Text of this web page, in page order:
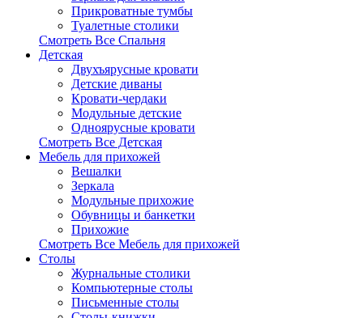
Прикроватные тумбы
Туалетные столики
Смотреть Все Спальня
Детская
Двухъярусные кровати
Детские диваны
Кровати-чердаки
Модульные детские
Одноярусные кровати
Смотреть Все Детская
Мебель для прихожей
Вешалки
Зеркала
Модульные прихожие
Обувницы и банкетки
Прихожие
Смотреть Все Мебель для прихожей
Столы
Журнальные столики
Компьютерные столы
Письменные столы